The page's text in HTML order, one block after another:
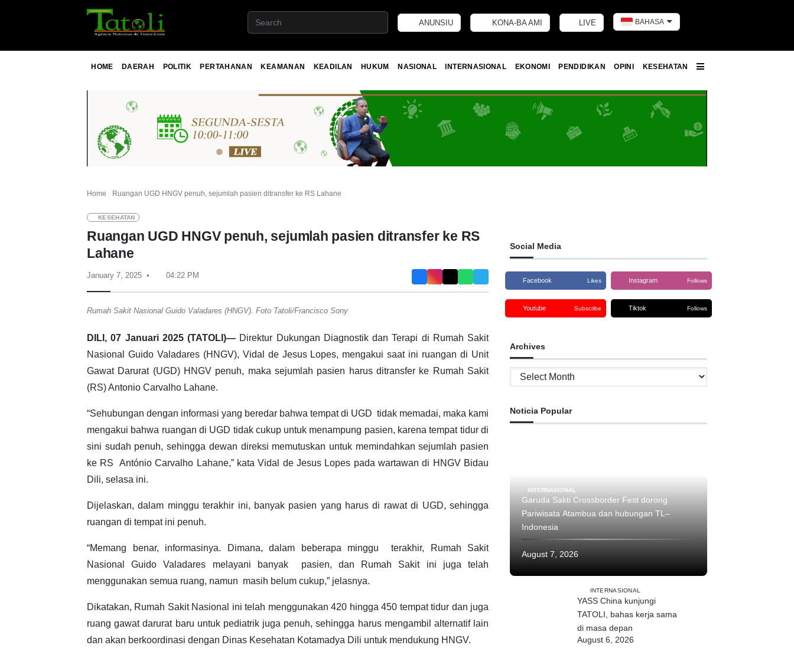
ANUNSIU KONA-BA AMI LIVE BAHASA
HOME DAERAH POLITIK PERTAHANAN KEAMANAN KEADILAN HUKUM NASIONAL INTERNASIONAL EKONOMI PENDIDIKAN OPINI
KESEHATAN
Home Ruangan UGD HNGV penuh, sejumlah pasien ditransfer ke RS Lahane
KESEHATAN
Ruangan UGD HNGV penuh, sejumlah pasien ditransfer ke RS
Lahane
January 7, 2025 04:22 PM
Rumah Sakit Nasional Guido Valadares (HNGV). Foto Tatoli/Francisco Sony
DILI, 07 Januari 2025 (TATOLI)— Direktur Dukungan Diagnostik dan Terapi di Rumah Sakit
Nasional Guido Valadares (HNGV), Vidal de Jesus Lopes, mengakui saat ini ruangan di Unit
Gawat Darurat (UGD) HNGV penuh, maka sejumlah pasien harus ditransfer ke Rumah Sakit
(RS) Antonio Carvalho Lahane.
“Sehubungan dengan informasi yang beredar bahwa tempat di UGD tidak memadai, maka kami
mengakui bahwa ruangan di UGD tidak cukup untuk menampung pasien, karena tempat tidur di
sini sudah penuh, sehingga dewan direksi memutuskan untuk memindahkan sejumlah pasien
ke RS António Carvalho Lahane,” kata Vidal de Jesus Lopes pada wartawan di HNGV Bidau
Dili, selasa ini.
Dijelaskan, dalam minggu terakhir ini, banyak pasien yang harus di rawat di UGD, sehingga
ruangan di tempat ini penuh.
“Memang benar, informasinya. Dimana, dalam beberapa minggu terakhir, Rumah Sakit
Nasional Guido Valadares melayani banyak pasien, dan Rumah Sakit ini juga telah
menggunakan semua ruang, namun masih belum cukup,” jelasnya.
Dikatakan, Rumah Sakit Nasional ini telah menggunakan 420 hingga 450 tempat tidur dan juga
ruang gawat darurat baru untuk pediatrik juga penuh, sehingga harus mengambil alternatif lain
dan akan berkoordinasi dengan Dinas Kesehatan Kotamadya Dili untuk mendukung HNGV.
Social Media
Facebook Likes Instagram Follows
Youtube Subscribe Tiktok Follows
Archives
Archives
Noticia Popular
INTERNASIONAL
Garuda Sakti Crossborder Fest dorong
Pariwisata Atambua dan hubungan TL–
August 7, 2026
INTERNASIONAL
YASS China kunjungi
TATOLI, bahas kerja sama
di masa depan
August 6, 2026